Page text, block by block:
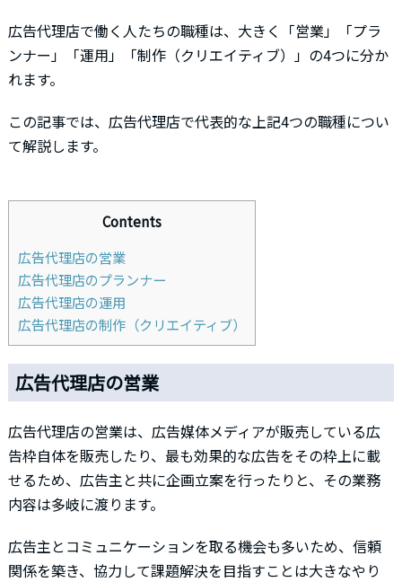
広告代理店で働く人たちの職種は、大きく「営業」「プラ
ンナー」「運用」「制作（クリエイティブ）」の4つに分か
れます。
この記事では、広告代理店で代表的な上記4つの職種につい
て解説します。
Contents
広告代理店の営業
広告代理店のプランナー
広告代理店の運用
広告代理店の制作（クリエイティブ）
広告代理店の営業
広告代理店の営業は、広告媒体メディアが販売している広
告枠自体を販売したり、最も効果的な広告をその枠上に載
せるため、広告主と共に企画立案を行ったりと、その業務
内容は多岐に渡ります。
広告主とコミュニケーションを取る機会も多いため、信頼
関係を築き、協力して課題解決を目指すことは大きなやり